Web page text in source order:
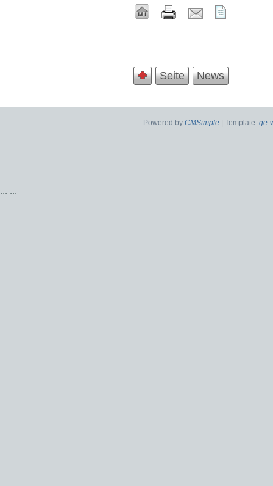
Seite News
Powered by CMSimple | Template: ge-
... ...